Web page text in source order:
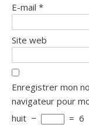
E-mail *
Site web
Enregistrer mon
navigateur pour
huit − = 6